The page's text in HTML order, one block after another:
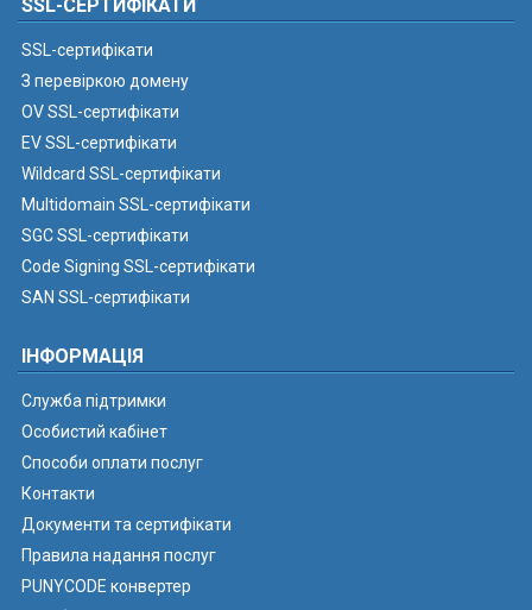
SSL-СЕРТИФІКАТИ
SSL-сертифікати
З перевіркою домену
OV SSL-сертифікати
EV SSL-сертифікати
Wildcard SSL-сертифікати
Multidomain SSL-сертифікати
SGC SSL-сертифікати
Code Signing SSL-сертифікати
SAN SSL-сертифікати
ІНФОРМАЦІЯ
Служба підтримки
Особистий кабінет
Способи оплати послуг
Контакти
Документи та сертифікати
Правила надання послуг
PUNYCODE конвертер